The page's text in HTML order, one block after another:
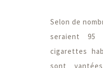
Selon de
seraient 95
cigarettes
sont